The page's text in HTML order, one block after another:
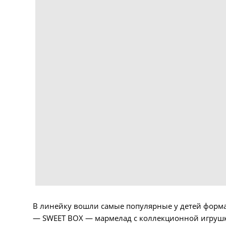
В линейку вошли самые популярные у детей
— SWEET BOX — мармелад с коллекционной